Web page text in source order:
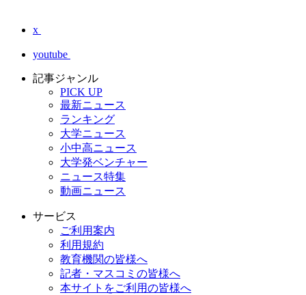
x
youtube
記事ジャンル
PICK UP
最新ニュース
ランキング
大学ニュース
小中高ニュース
大学発ベンチャー
ニュース特集
動画ニュース
サービス
ご利用案内
利用規約
教育機関の皆様へ
記者・マスコミの皆様へ
本サイトをご利用の皆様へ